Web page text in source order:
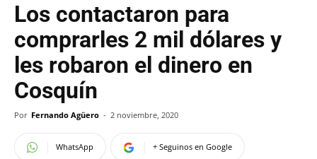
Los contactaron para
comprarles 2 mil dólares y
les robaron el dinero en
Cosquín
Por Fernando Agüero - 2 noviembre, 2020
WhatsApp + Seguinos en Google